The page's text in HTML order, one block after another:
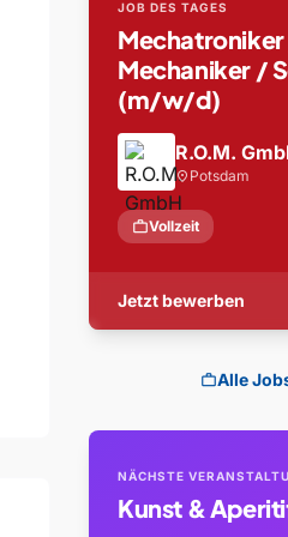
JOB DES TAGES
Mechaniker /
(m/w/d)
R.O.M.
location_on Potsdam
workVollzeit
Jetzt bewerben
workAlle
NÄCHSTE
Kunst &